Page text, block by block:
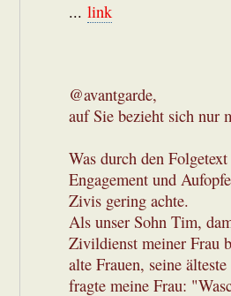
... link
@avantgarde,
auf Sie bezieht sich nur
Was durch den
Engagement und
Zivis gering achte.
Als unser Sohn Tim,
Zivildienst meiner Frau
alte Frauen, seine
fragte meine Frau: